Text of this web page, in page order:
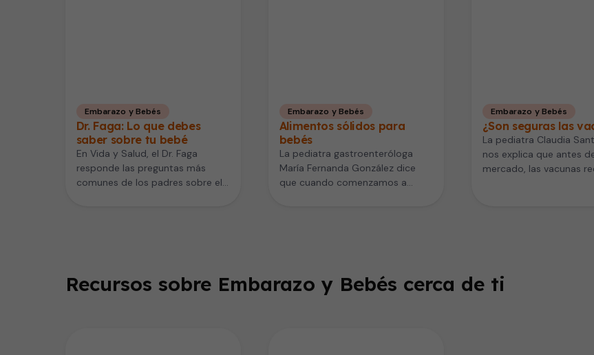
Embarazo y Bebés
Dr. Faga: Lo que debes
saber sobre tu bebé
En Vida y Salud, el Dr. Faga
responde las preguntas más
comunes de los padres sobre el
Embarazo y Bebés
Alimentos sólidos para
bebés
La pediatra gastroenteróloga
María Fernanda González dice
que cuando comenzamos a
Embarazo y Bebés
¿Son seguras las
La pediatra Claudia
nos explica que antes
mercado, las vacunas
Recursos sobre Embarazo y Bebés cerca de ti